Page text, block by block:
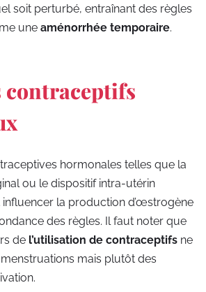
soit perturbé, entraînant des règles
une aménorrhée temporaire.
contraceptifs
hormonales telles que la
ou le dispositif intra-utérin
la production d’œstrogène
des règles. Il faut noter que
de l’utilisation de contraceptifs ne
mais plutôt des